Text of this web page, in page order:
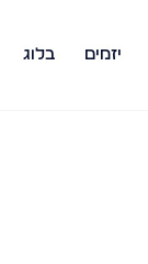
יזמים בלוג